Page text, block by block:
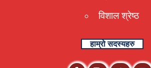
विशाल श्रेष्ठ
हाम्रो सदस्यहरु